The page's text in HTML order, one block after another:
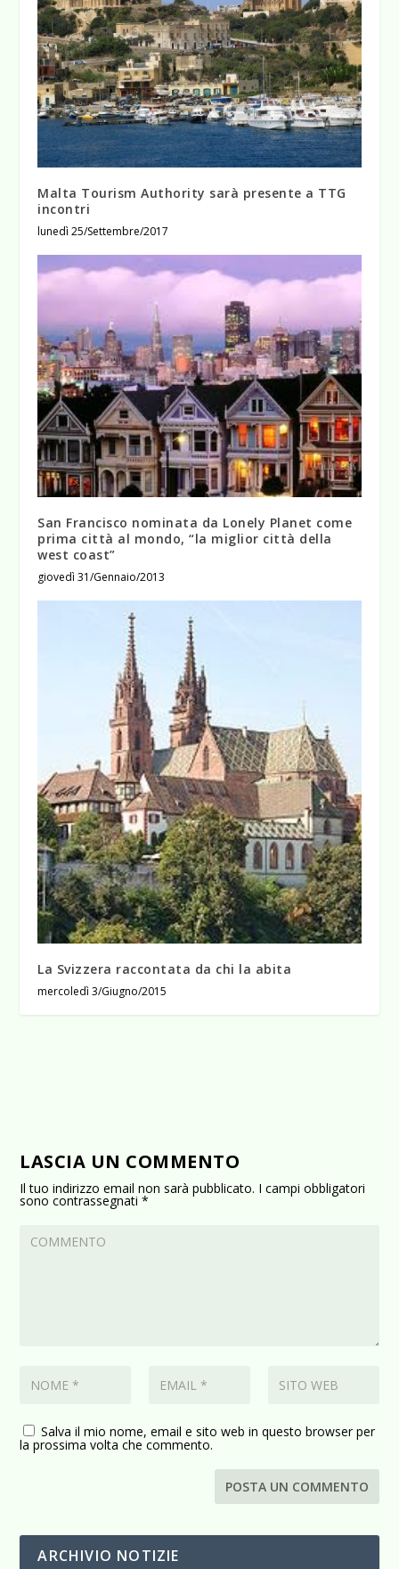
Malta Tourism Authority sarà presente a TTG
incontri
lunedì 25/Settembre/2017
San Francisco nominata da Lonely Planet come
prima città al mondo, “la miglior città della
west coast”
giovedì 31/Gennaio/2013
La Svizzera raccontata da chi la abita
mercoledì 3/Giugno/2015
LASCIA UN COMMENTO
Il tuo indirizzo email non sarà pubblicato. I campi obbligatori
sono contrassegnati*
Salva il mio nome, email e sito web in questo browser per
la prossima volta che commento.
ARCHIVIO NOTIZIE